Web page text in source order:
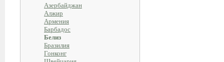
Азербайджан
Алжир
Армения
Барбадос
Белиз
Бразилия
Гонконг